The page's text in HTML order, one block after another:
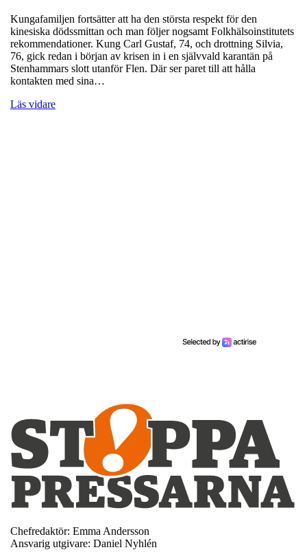
Kungafamiljen fortsätter att ha den största respekt för den
kinesiska dödssmittan och man följer nogsamt Folkhälsoinstitutets
rekommendationer. Kung Carl Gustaf, 74, och drottning Silvia,
76, gick redan i början av krisen in i en självvald karantän på
Stenhammars slott utanför Flen. Där ser paret till att hålla
kontakten med sina…
Läs vidare
Chefredaktör: Emma Andersson
Ansvarig utgivare: Daniel Nyhlén